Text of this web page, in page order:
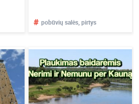
# pobūvių salės, pirtys